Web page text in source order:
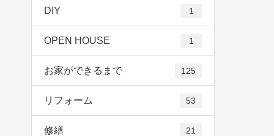
DIY 1
OPEN HOUSE 1
お家ができるまで 125
リフォーム 53
修繕 21